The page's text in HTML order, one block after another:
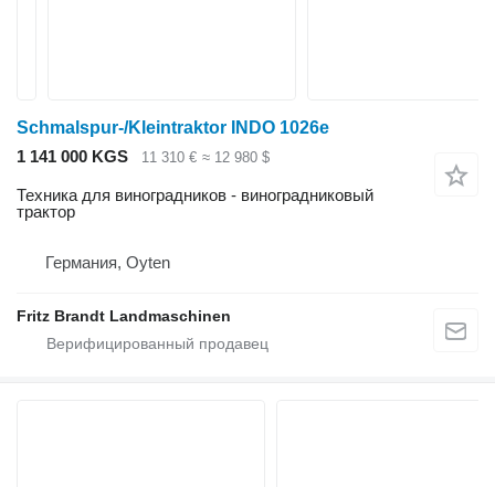
Schmalspur-/Kleintraktor INDO 1026e
1 141 000 KGS
11 310 € ≈ 12 980 $
Техника для виноградников - виноградниковый
трактор
Германия, Oyten
Fritz Brandt Landmaschinen